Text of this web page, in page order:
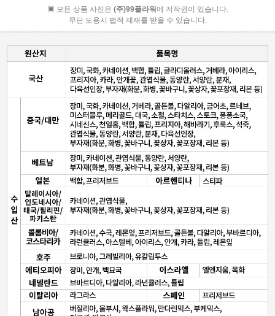
▣ 모든 상품 사진은 (주)99플라워에 저작권이 있습니다.
무단 도용시 법적 제재를 받을 수 있습니다.